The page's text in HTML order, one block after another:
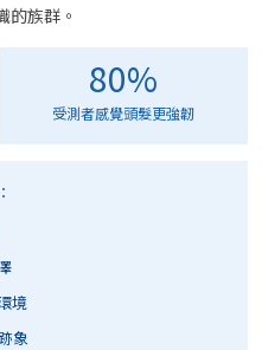
的族群。
80%
受測者感覺頭髮更強韌
境
象